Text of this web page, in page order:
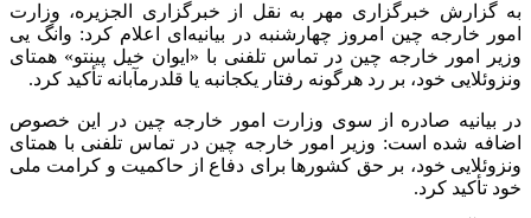
به گزارش خبرگزاری مهر به نقل از خبرگزاری الجزیره، وزارت
امور خارجه چین امروز چهارشنبه در بیانیه‌ای اعلام کرد: وانگ یی
وزیر امور خارجه چین در تماس تلفنی با «ایوان خیل پینتو» همتای
ونزوئلایی خود، بر رد هرگونه رفتار یکجانبه یا قلدرمآبانه تأکید کرد.
در بیانیه صادره از سوی وزارت امور خارجه چین در این خصوص
اضافه شده است: وزیر امور خارجه چین در تماس تلفنی با همتای
ونزوئلایی خود، بر حق کشورها برای دفاع از حاکمیت و کرامت ملی
خود تأکید کرد.